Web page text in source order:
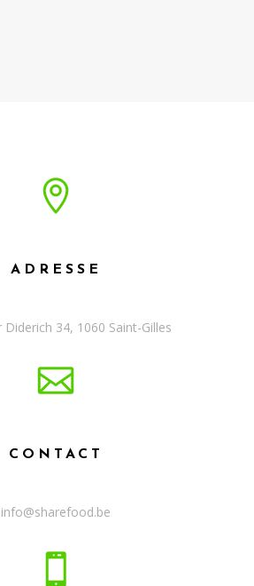
ADRESSE
Diderich 34, 1060 Saint-Gilles
CONTACT
info@sharefood.be